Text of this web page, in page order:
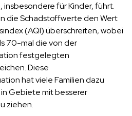
für Kinder, führt.
die Schadstoffwerte den Wert
(AQI) überschreiten, wobei
70-mal die von der
festgelegten
Diese
hat viele Familien dazu
Gebiete mit besserer
ziehen.